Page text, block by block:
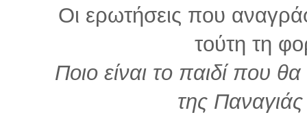
Οι ερωτήσεις που
τούτη τη
Ποιο είναι το παιδί που
της